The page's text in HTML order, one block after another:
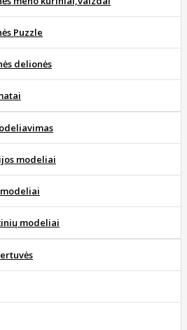
Puzzle
delionės
modeliai
modeliai